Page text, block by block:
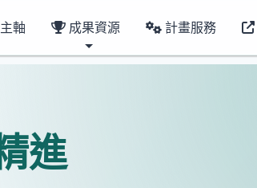
軸 成果資源 計畫服務
進